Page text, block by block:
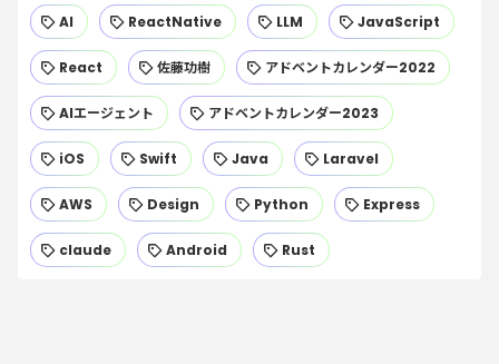
AI ReactNative LLM JavaScript
React 佐藤功樹 アドベントカレンダー2022
AIエージェント アドベントカレンダー2023
iOS Swift Java Laravel
AWS Design Python Express
claude Android Rust